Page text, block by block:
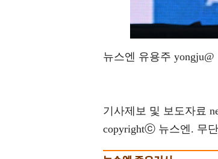
뉴스엔 유용주 yongju@
기사제보 및 보도자료
copyrightⓒ 뉴스엔. 무